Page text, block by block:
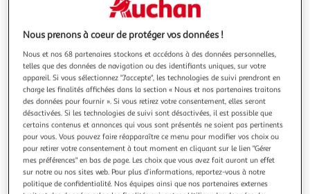
HOMEA
Lot de 12 serviettes effet tissu flocons 40x40cm rouge
Informations Techniques : Dimensions : L. 40 x l. 40 cm
Matière : Papier Spécificités : Pratique & Utile 20 Serviettes
Effet Tissu Jetables A Motifs Couleur : Rouge
En savoir +
Nous prenons à coeur de protéger vos données !
Nous et nos 68 partenaires stockons et accédons à des données personnelles,
telles que des données de navigation ou des identifiants uniques, sur votre
appareil. Si vous sélectionnez "J'accepte", les technologies de suivi prendront en
charge les finalités affichées dans la section « Nous et nos partenaires traitons
des données pour fournir ». Si vous retirez votre consentement, elles seront
désactivées. Si les technologies de suivi sont désactivées, il est possible que
certains contenus et annonces qui vous sont présentés ne soient pas pertinents
pour vous. Vous pouvez faire réapparaître ce menu pour modifier vos choix ou
pour retirer votre consentement à tout moment en cliquant sur le lien "Gérer
mes préférences" en bas de page. Les choix que vous avez fait auront un effet
sur notre ou nos sites web. Pour plus d’informations, reportez-vous à notre
politique de confidentialité. Nos équipes ainsi que nos partenaires externes